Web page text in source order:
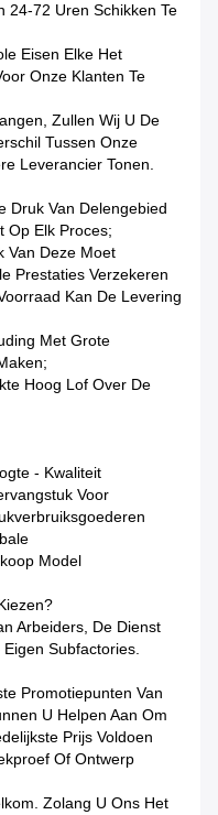
24-72 Uren Schikken Te
Eisen Elke Het
Onze Klanten Te
Zullen Wij U De
Tussen Onze
Leverancier Tonen.
Druk Van Delengebied
Op Elk Proces;
Van Deze Moet
Prestaties Verzekeren
Kan De Levering
Met Grote
Hoog Lof Over De
- Kwaliteit
Voor
Model
Arbeiders, De Dienst
Subfactories.
Promotiepunten Van
U Helpen Aan Om
Prijs Voldoen
Of Ontwerp
Zolang U Ons Het